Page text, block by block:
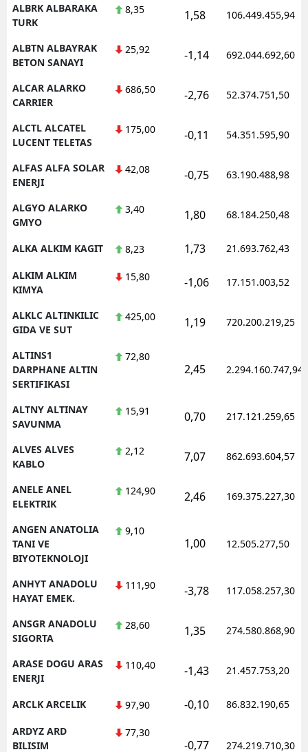
ALBRK ALBARAKA
TURK
8,35 1,58 106.449.455,94
ALBTN ALBAYRAK
BETON SANAYI
25,92 -1,14 692.044.692,60
ALCAR ALARKO
CARRIER
686,50 -2,76 52.374.751,50
ALCTL ALCATEL
LUCENT TELETAS
175,00 -0,11 54.351.595,90
ALFAS ALFA SOLAR
ENERJI
42,08 -0,75 63.190.488,98
ALGYO ALARKO
GMYO
3,40 1,80 68.184.250,48
ALKA ALKIM KAGIT 8,23 1,73 21.693.762,43
ALKIM ALKIM
KIMYA
15,80 -1,06 17.151.003,52
ALKLC ALTINKILIC
GIDA VE SUT
425,00 1,19 720.200.219,25
ALTINS1
DARPHANE ALTIN
SERTIFIKASI
72,80
2,45 2.294.160.747,94
ALTNY ALTINAY
SAVUNMA
15,91 0,70 217.121.259,65
ALVES ALVES
KABLO
2,12 7,07 862.693.604,57
ANELE ANEL
ELEKTRIK
124,90 2,46 169.375.227,30
ANGEN ANATOLIA
TANI VE
BIYOTEKNOLOJI
9,10
1,00 12.505.277,50
ANHYT ANADOLU
HAYAT EMEK.
111,90 -3,78 117.058.257,30
ANSGR ANADOLU
SIGORTA
28,60 1,35 274.580.868,90
ARASE DOGU ARAS
ENERJI
110,40 -1,43 21.457.753,20
ARCLK ARCELIK 97,90 -0,10 86.832.190,65
ARDYZ ARD
BILISIM
77,30
-0,77 274.219.710,30